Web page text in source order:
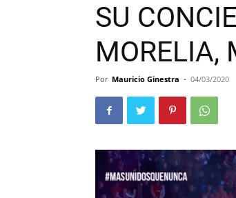
SU
MORELIA,
Por Mauricio Ginestra - 04/03/2020